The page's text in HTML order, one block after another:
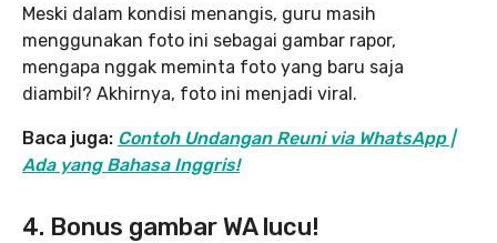
Meski dalam kondisi menangis, guru masih
menggunakan foto ini sebagai gambar rapor,
mengapa nggak meminta foto yang baru saja
diambil? Akhirnya, foto ini menjadi viral.
Baca juga: Contoh Undangan Reuni via WhatsApp |
Ada yang Bahasa Inggris!
4. Bonus gambar WA lucu!